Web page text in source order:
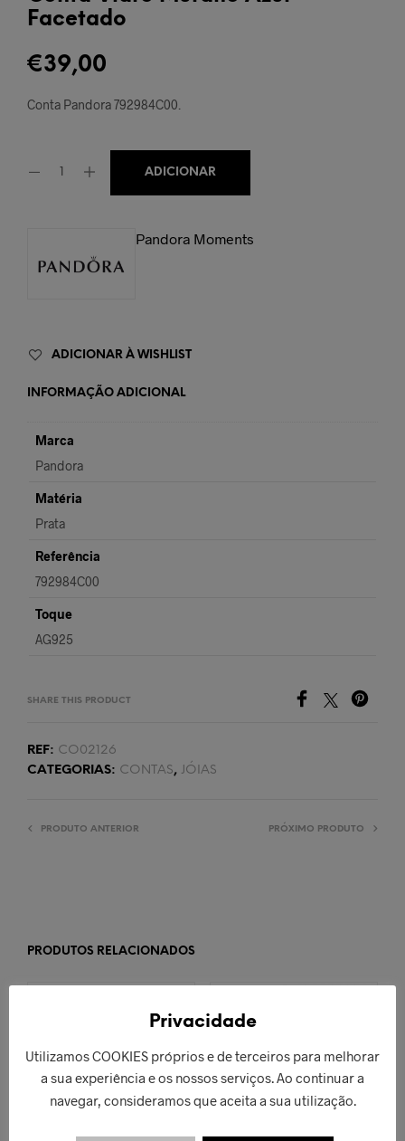
Facetado
€39,00
Conta Pandora 792984C00
ADICIONAR
Pandora Moments
ADICIONAR À WISHLIST
INFORMAÇÃO ADICIONAL
Marca
Pandora
Matéria
Prata
Referência
792984C00
Toque
AG925
SHARE THIS PRODUCT
REF: CO02126
CATEGORIAS: CONTAS, JÓIAS
PRODUTO ANTERIOR PRÓXIMO PRODUTO
PRODUTOS RELACIONADOS
Privacidade
Utilizamos COOKIES próprios e de terceiros para melhorar
a sua experiência e os nossos serviços. Ao continuar a
navegar, consideramos que aceita a sua utilização.